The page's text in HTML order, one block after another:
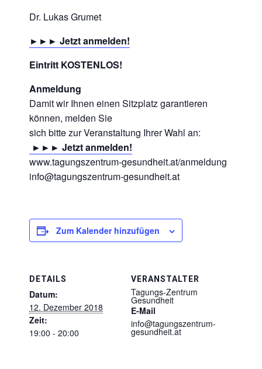
Dr. Lukas Grumet
►►► Jetzt anmelden!
Eintritt KOSTENLOS!
Anmeldung
Damit wir Ihnen einen Sitzplatz garantieren
können, melden Sie
sich bitte zur Veranstaltung Ihrer Wahl an:
►►► Jetzt anmelden!
www.tagungszentrum-gesundheit.at/anmeldung
info@tagungszentrum-gesundheit.at
Zum Kalender hinzufügen
DETAILS
Datum:
12. Dezember 2018
Zeit:
19:00 - 20:00
VERANSTALTER
Tagungs-Zentrum
Gesundheit
E-Mail
info@tagungszentrum-
gesundheit.at